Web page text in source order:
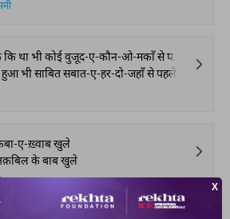
था भी कोई वुजूद-ए-कौन-ओ-मकाँ से पहले
हुआ भी साबित सबात-ए-हर-दो-जहाँ से पहले
ए-ख़्वाब खुले
के बाब खुले